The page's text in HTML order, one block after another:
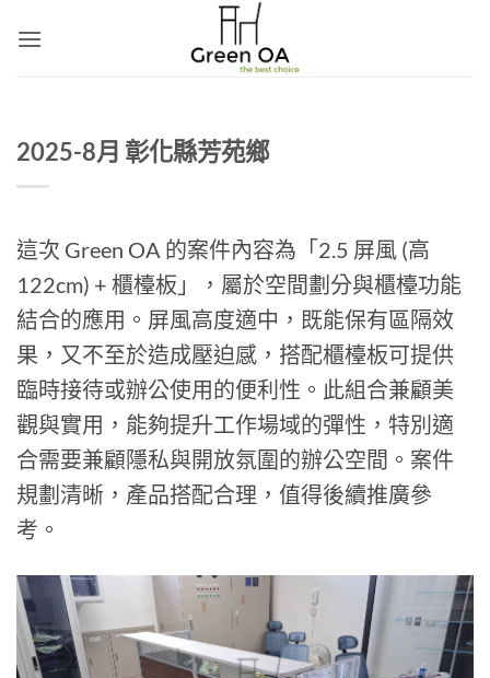
2025-8月 彰化縣芳苑鄉
這次 Green OA 的案件內容為「2.5 屏風 (高
122cm) + 櫃檯板」，屬於空間劃分與櫃檯功能
結合的應用。屏風高度適中，既能保有區隔效
果，又不至於造成壓迫感，搭配櫃檯板可提供
臨時接待或辦公使用的便利性。此組合兼顧美
觀與實用，能夠提升工作場域的彈性，特別適
合需要兼顧隱私與開放氛圍的辦公空間。案件
規劃清晰，產品搭配合理，值得後續推廣參
考。